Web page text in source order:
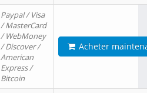
Paypal / Visa
/ MasterCard
/ WebMoney
/ Discover /
American
Express /
Bitcoin
Acheter